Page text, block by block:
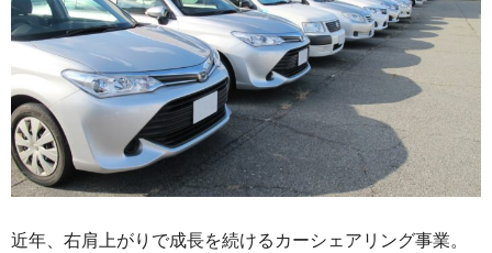
近年、右肩上がりで成長を続けるカーシェアリング事業。